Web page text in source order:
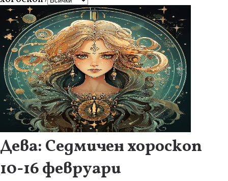
Дева: Седмичен хороскоп
10-16 февруари